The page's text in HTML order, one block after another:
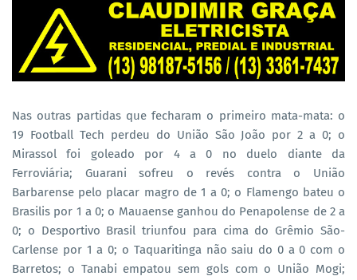
Nas outras partidas que fecharam o primeiro mata-mata: o
19 Football Tech perdeu do União São João por 2 a 0; o
Mirassol foi goleado por 4 a 0 no duelo diante da
Ferroviária; Guarani sofreu o revés contra o União
Barbarense pelo placar magro de 1 a 0; o Flamengo bateu o
Brasilis por 1 a 0; o Mauaense ganhou do Penapolense de 2 a
0; o Desportivo Brasil triunfou para cima do Grêmio São-
Carlense por 1 a 0; o Taquaritinga não saiu do 0 a 0 com o
Barretos; o Tanabi empatou sem gols com o União Mogi;